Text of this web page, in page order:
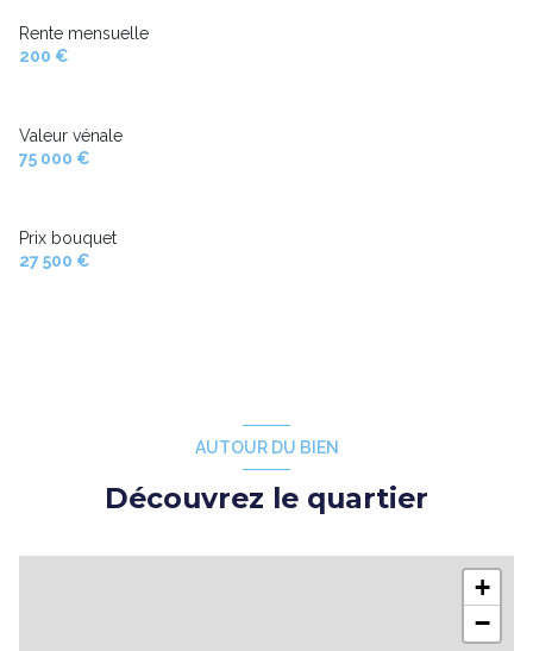
Rente mensuelle
200 €
Valeur vénale
75 000 €
Prix bouquet
27 500 €
AUTOUR DU BIEN
Découvrez le quartier
+
−